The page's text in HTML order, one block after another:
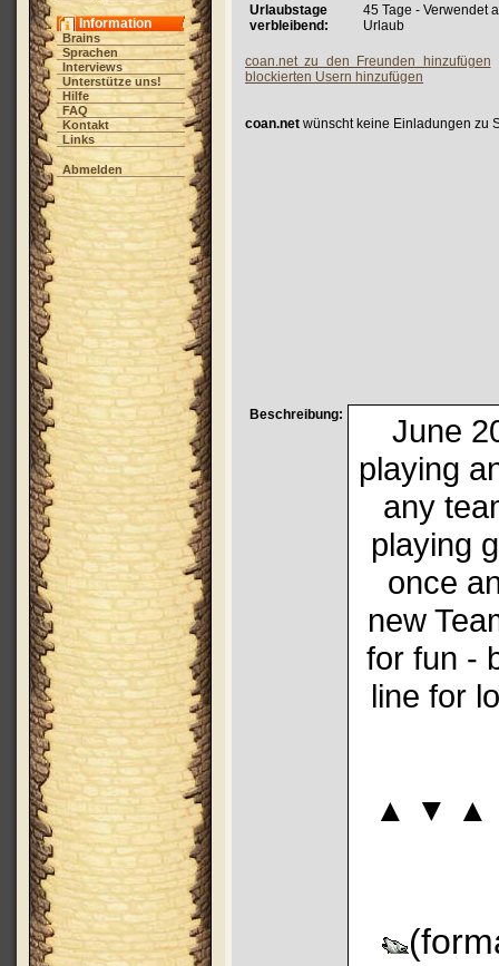
Information
Brains
Sprachen
Interviews
Unterstütze uns!
Hilfe
FAQ
Kontakt
Links
Abmelden
Urlaubstage
verbleibend:
45 Tage - Verwendet
Urlaub
coan.net zu den Freunden hinzufügen
blockierten Usern hinzufügen
coan.net wünscht keine Einladungen zu
Beschreibung:
June
playing
any
playing
once
new
for fun -
line for
▲ ▼